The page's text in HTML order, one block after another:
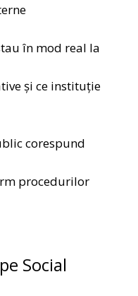
în mod real la
și ce instituție
corespund
procedurilor
Social